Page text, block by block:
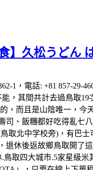
】久松うどん
1，電話: +81 857-29-
，其間共計去過鳥取
，而且是山陰唯一，
司、飯糰都好吃得亂七
取北中学校旁)，有巴
退休後返故鄉鳥取開了
取四大城市.5家星級